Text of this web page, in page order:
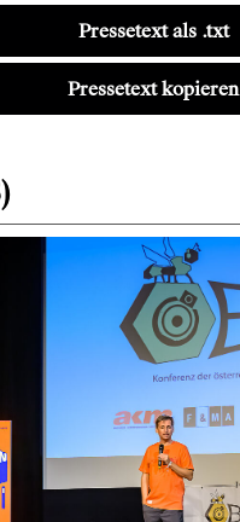
Pressetext als .txt
Pressetext kopieren